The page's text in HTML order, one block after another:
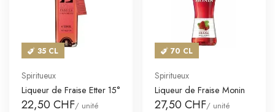
35 CL
Spiritueux
Liqueur de Fraise Etter 15°
22,50 CHF/ unité
70 CL
Spiritueux
Liqueur de Fraise Monin
27,50 CHF/ unité